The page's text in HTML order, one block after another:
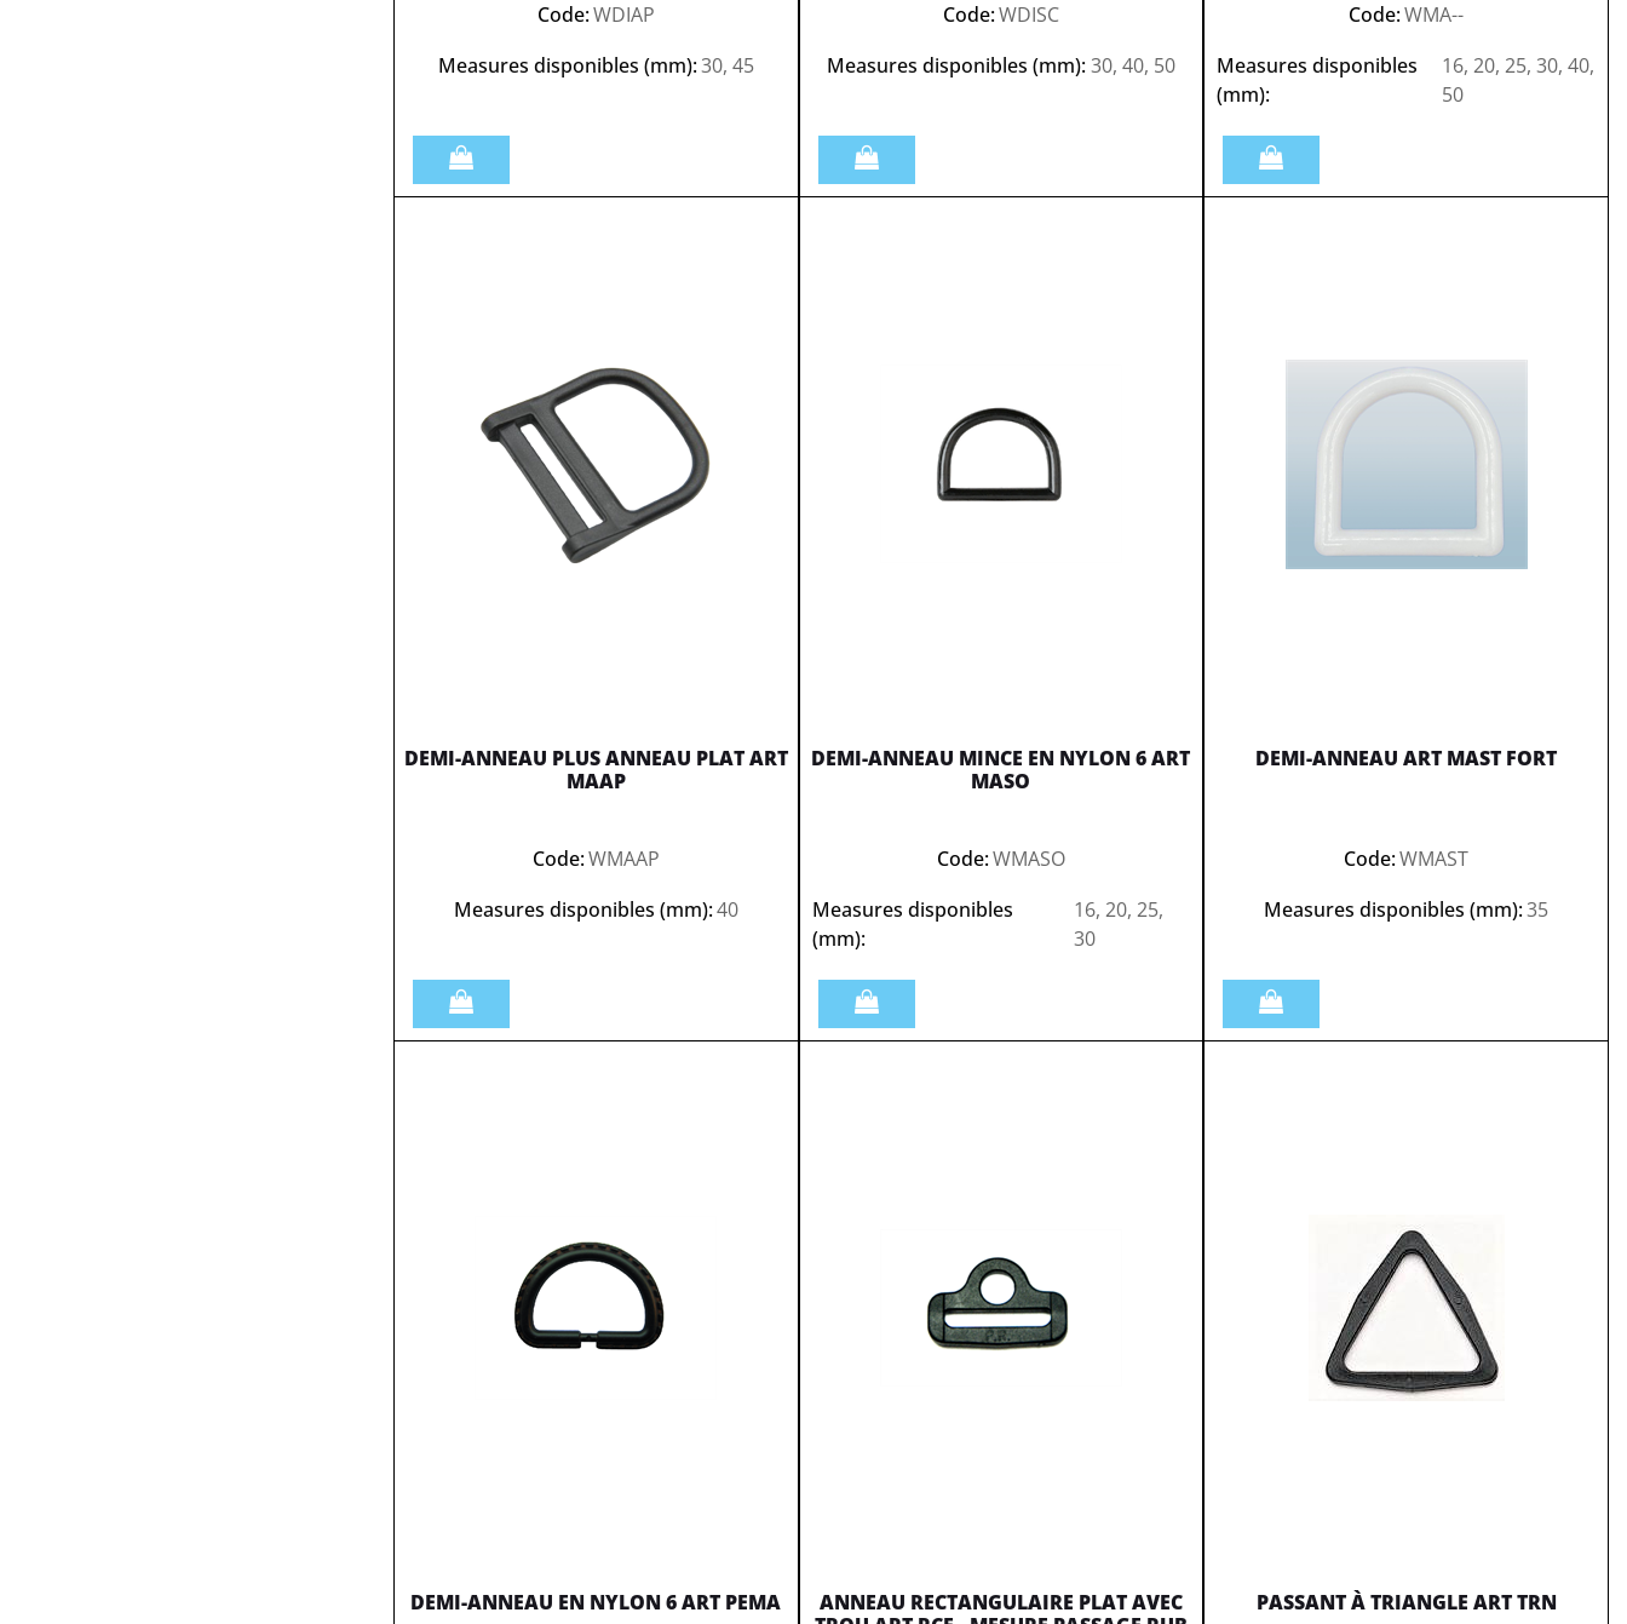
Code:WDIAP
Measures disponibles (mm):30, 45
Quantità
Code:WDISC
Measures disponibles (mm):30, 40, 50
Quantità
Code:WMA--
Measures disponibles
(mm):
16, 20, 25, 30, 40,
50
Quantità
DEMI-ANNEAU PLUS ANNEAU PLAT ART
MAAP
Code:WMAAP
Measures disponibles (mm):40
Quantità
DEMI-ANNEAU MINCE EN NYLON 6 ART
MASO
Code:WMASO
Measures disponibles
(mm):
16, 20, 25,
30
Quantità
DEMI-ANNEAU ART MAST FORT
Code:WMAST
Measures disponibles (mm):35
Quantità
DEMI-ANNEAU EN NYLON 6 ART PEMA
ANNEAU RECTANGULAIRE PLAT AVEC
PASSANT À TRIANGLE ART TRN